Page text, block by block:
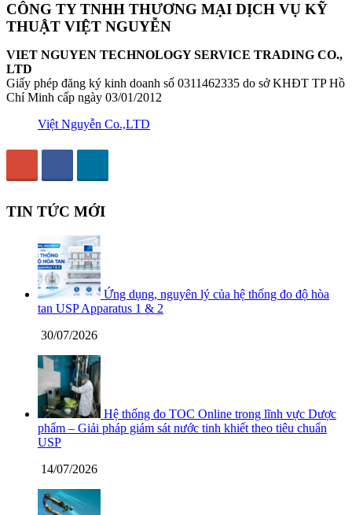
CÔNG TY TNHH THƯƠNG MẠI DỊCH VỤ KỸ
THUẬT VIỆT NGUYỄN
VIET NGUYEN TECHNOLOGY SERVICE TRADING CO.,
LTD
Giấy phép đăng ký kinh doanh số 0311462335 do sở KHĐT TP Hồ
Chí Minh cấp ngày 03/01/2012
Việt Nguyễn Co.,LTD
TIN TỨC MỚI
Ứng dụng, nguyên lý của hệ thống đo độ hòa
tan USP Apparatus 1 & 2
30/07/2026
Hệ thống đo TOC Online trong lĩnh vực Dược
phẩm – Giải pháp giám sát nước tinh khiết theo tiêu chuẩn
USP
14/07/2026